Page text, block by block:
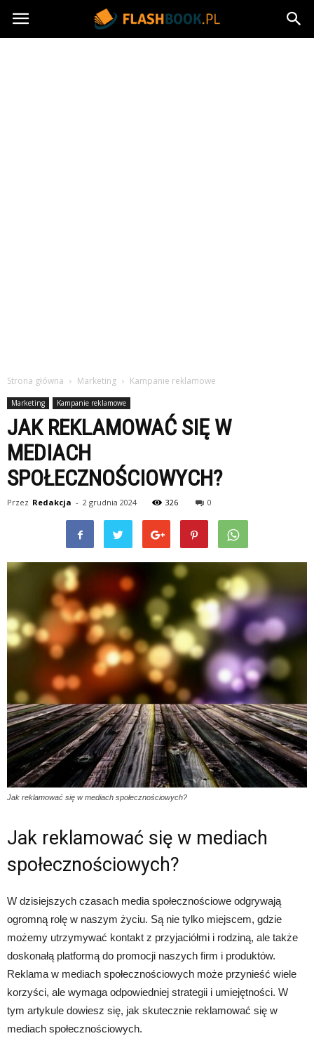
Flashbook.pl
Strona główna Marketing Kampanie reklamowe
Marketing Kampanie reklamowe
JAK REKLAMOWAĆ SIĘ W
MEDIACH
SPOŁECZNOŚCIOWYCH?
Przez Redakcja - 2 grudnia 2024 326 0
Jak reklamować się w mediach społecznościowych?
Jak reklamować się w mediach
społecznościowych?
W dzisiejszych czasach media społecznościowe odgrywają
ogromną rolę w naszym życiu. Są nie tylko miejscem, gdzie
możemy utrzymywać kontakt z przyjaciółmi i rodziną, ale także
doskonałą platformą do promocji naszych firm i produktów.
Reklama w mediach społecznościowych może przynieść wiele
korzyści, ale wymaga odpowiedniej strategii i umiejętności. W
tym artykule dowiesz się, jak skutecznie reklamować się w
mediach społecznościowych.